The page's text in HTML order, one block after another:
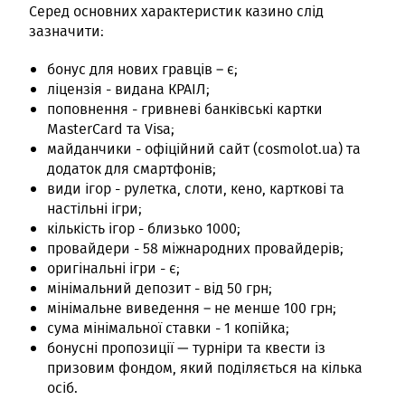
Серед основних характеристик казино слід
зазначити:
бонус для нових гравців – є;
ліцензія - видана КРАІЛ;
поповнення - гривневі банківські картки
MasterCard та Visa;
майданчики - офіційний сайт (cosmolot.ua) та
додаток для смартфонів;
види ігор - рулетка, слоти, кено, карткові та
настільні ігри;
кількість ігор - близько 1000;
провайдери - 58 міжнародних провайдерів;
оригінальні ігри - є;
мінімальний депозит - від 50 грн;
мінімальне виведення – не менше 100 грн;
сума мінімальної ставки - 1 копійка;
бонусні пропозиції — турніри та квести із
призовим фондом, який поділяється на кілька
осіб.